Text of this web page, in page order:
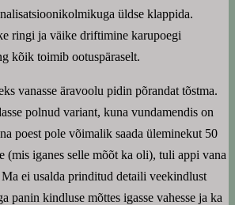
üldse klappida.
ringi ja väike driftimine karupoegi
kõik toimib ootuspäraselt.
vanasse äravoolu pidin põrandat tõstma.
polnud variant, kuna vundamendis on
poest pole võimalik saada üleminekut 50
(mis iganes selle mõõt ka oli), tuli appi vana
ei usalda prinditud detaili veekindlust
panin kindluse mõttes igasse vahesse ja ka